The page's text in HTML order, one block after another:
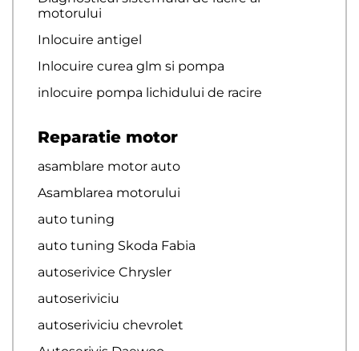
motorului
Inlocuire antigel
Inlocuire curea glm si pompa
inlocuire pompa lichidului de racire
Reparatie motor
asamblare motor auto
Asamblarea motorului
auto tuning
auto tuning Skoda Fabia
autoserivice Chrysler
autoseriviciu
autoseriviciu chevrolet